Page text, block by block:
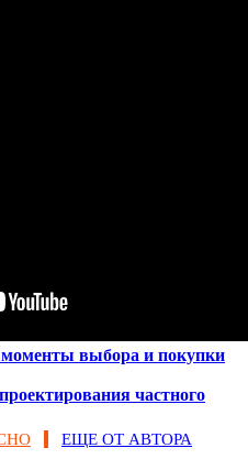
выбора и покупки
частного
ЕЩЕ ОТ АВТОРА